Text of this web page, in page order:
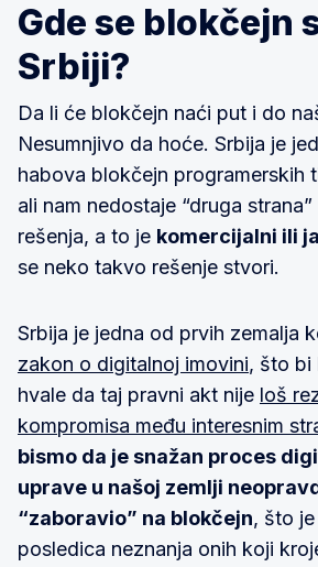
Gde se blokčejn
Srbiji?
Da li će blokčejn naći put i do
Nesumnjivo da hoće. Srbija je
habova blokčejn programerskih
ali nam nedostaje “druga
rešenja, a to je komercijalni ili
se neko takvo rešenje stvori.
Srbija je jedna od prvih zemalja
zakon o digitalnoj imovini, što bi
hvale da taj pravni akt nije loš
kompromisa među interesnim
bismo da je snažan proces
uprave u našoj zemlji
“zaboravio” na blokčejn, što
posledica neznanja onih koji